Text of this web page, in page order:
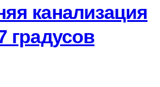
канализация
градусов